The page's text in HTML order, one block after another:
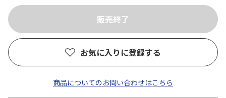
お気に入りに登録する
商品についてのお問い合わせはこちら